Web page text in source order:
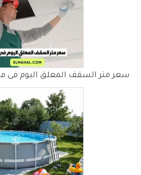
سعر متر السقف المعلق اليوم فى